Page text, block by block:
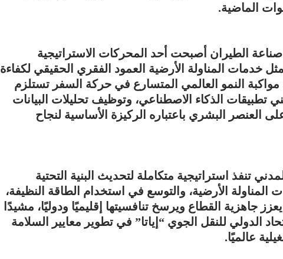
الماضية.
الطيران أصبحت أحد المحركات الاستراتيجية
خدمات المناولة الأرضية العمود الفقري الحقيقي لكفاءة
مواكبة النمو العالمي المتسارع في حركة السفر تستلزم
تطبيقات الذكاء الاصطناعي، وتوظيف تحليلات البيانات
العنصر البشري باعتباره الركيزة الأساسية لنجاح
تنفذ استراتيجية متكاملة لتحديث البنية التحتية
المناولة الأرضية، والتوسع في استخدام الطاقة النظيفة،
جاهزية القطاع ويرسخ تنافسيتها إقليميًا ودوليًا، مشيدًا
الدولي للنقل الجوي “إياتا” في تطوير معايير السلامة
عالميًا.